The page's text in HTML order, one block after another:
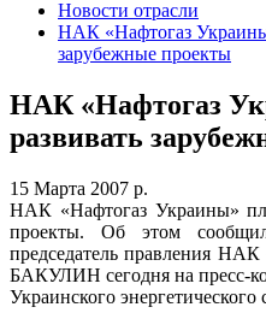
Новости отрасли
НАК «Нафтогаз
зарубежные проекты
НАК «Нафтогаз
развивать
15 Марта 2007 р.
НАК «Нафтогаз Украины»
проекты. Об этом
председатель правления
БАКУЛИН сегодня на пресс-
Украинского энергетического